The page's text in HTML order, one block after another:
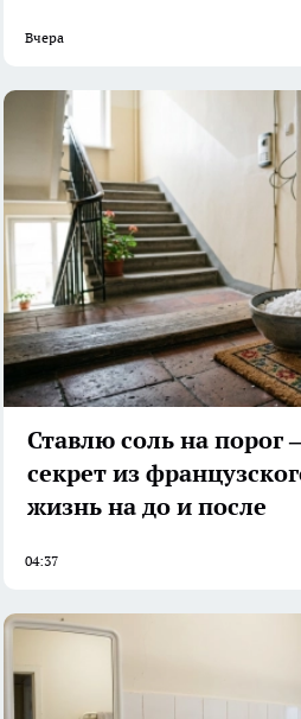
Вчера
Ставлю соль на порог
секрет из
жизнь на до и после
04:37